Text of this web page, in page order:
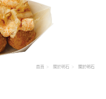
首頁 關於明石 關於明石